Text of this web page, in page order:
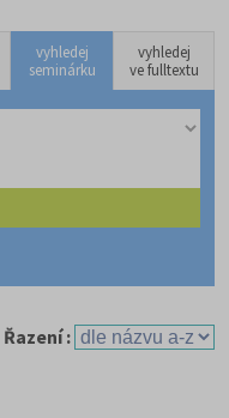
vyhledej
seminárku
vyhledej
ve fulltextu
Řazení :